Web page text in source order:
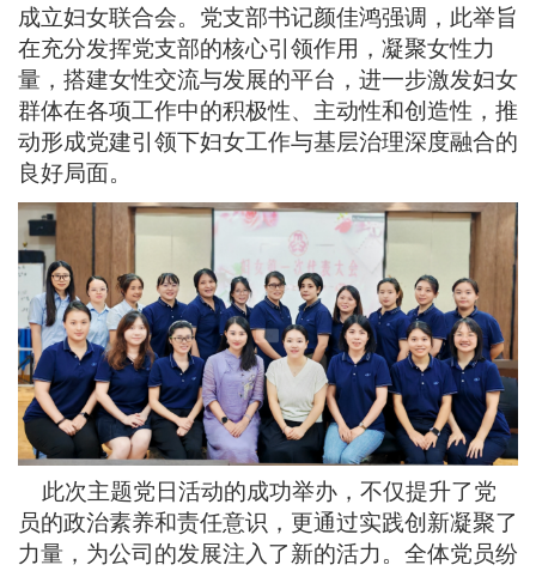
成立妇女联合会。党支部书记颜佳鸿强调， 此举旨
在充分发挥党支部的核心引领作用，凝聚女性力
量，搭建女性交流与发展的平台，进一步激发妇女
群体在各项工作中的积极性、主动性和创造性，推
动形成党建引领下妇女工作与基层治理深度融合的
良好局面。
此次主题党日活动的成功举办，不仅提升了党
员的政治素养和责任意识，更通过实践创新凝聚了
力量，为公司的发展注入了新的活力。全体党员纷